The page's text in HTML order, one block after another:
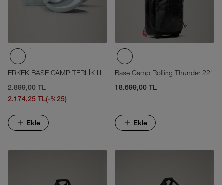
ERKEK BASE CAMP TERLİK III
2.899,00 TL
2.174,25 TL(-%25)
Ekle
Base Camp Rolling Thunder 22"
18.699,00 TL
Ekle